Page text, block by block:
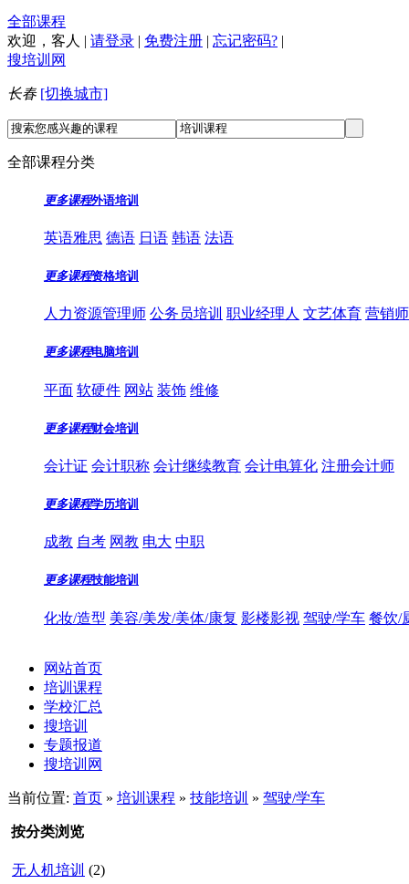
全部课程
欢迎， 客人 | 请登录 | 免费注册 | 忘记密码? |
搜培训网
长春 [切换城市]
全部课程分类
更多课程外语培训
英语雅思 德语 日语 韩语 法语
更多课程资格培训
人力资源管理师 公务员培训 职业经理人 文艺体育 营销
更多课程电脑培训
平面 软硬件 网站 装饰 维修
更多课程财会培训
会计证 会计职称 会计继续教育 会计电算化 注册会计师
更多课程学历培训
成教 自考 网教 电大 中职
更多课程技能培训
化妆/造型 美容/美发/美体/康复 影楼影视 驾驶/学车 餐饮/
网站首页
培训课程
学校汇总
搜培训
专题报道
搜培训网
当前位置: 首页 » 培训课程 » 技能培训 » 驾驶/学车
按分类浏览
无人机培训 (2)